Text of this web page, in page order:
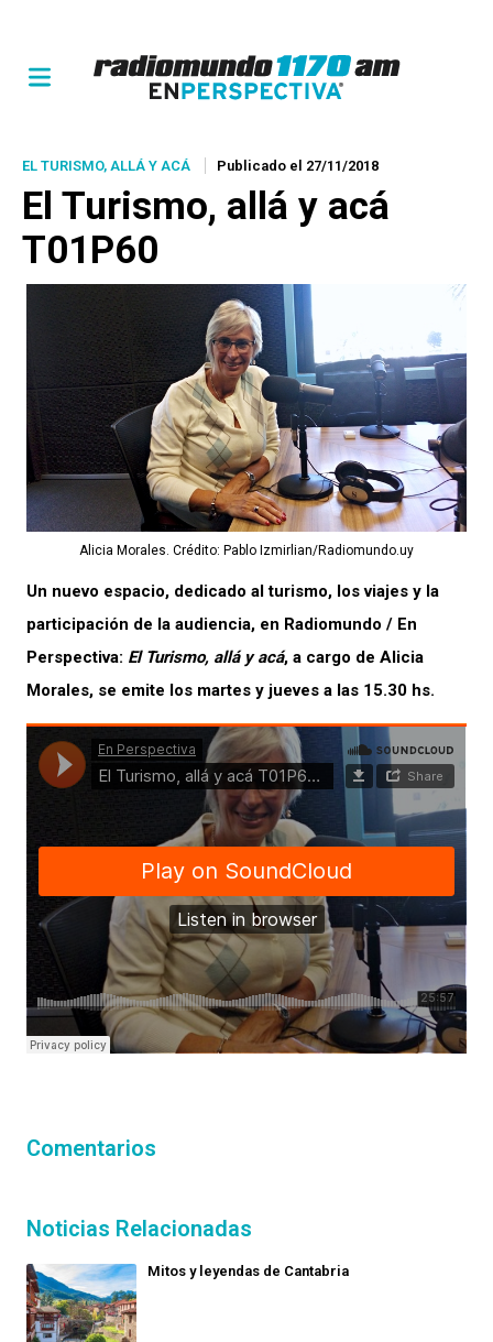
EL TURISMO, ALLÁ Y ACÁ Publicado el 27/11/2018
El Turismo, allá y acá
T01P60
Alicia Morales. Crédito: Pablo Izmirlian/Radiomundo.uy
Un nuevo espacio, dedicado al turismo, los viajes y la
participación de la audiencia, en Radiomundo / En
Perspectiva: El Turismo, allá y acá, a cargo de Alicia
Morales, se emite los martes y jueves a las 15.30 hs.
Comentarios
Noticias Relacionadas
Mitos y leyendas de Cantabria